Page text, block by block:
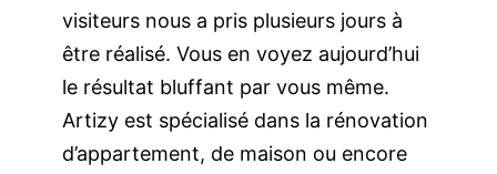
visiteursnous a pris plusieurs joursà
être réalisé. Vous en voyez aujourd’hui
lerésultat bluffant par vous même.
Artizy est spécialisé dans la rénovation
d’appartement, de maison ou encore